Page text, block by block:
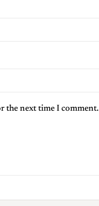
the next time I comment.